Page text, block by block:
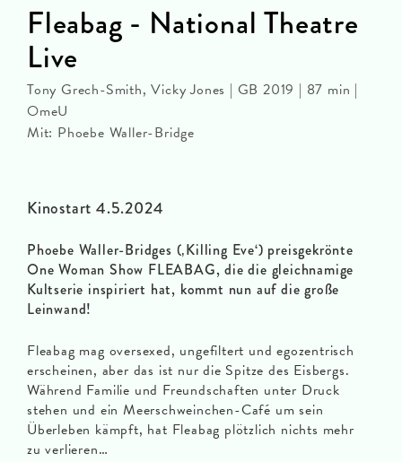
Kinostart 4.5.2024
Phoebe Waller-Bridges (‚Killing Eve‘) preisgekrönte
One Woman Show FLEABAG, die die gleichnamige
Kultserie inspiriert hat, kommt nun auf die große
Leinwand!
Fleabag mag oversexed, ungefiltert und egozentrisch
erscheinen, aber das ist nur die Spitze des Eisbergs.
Während Familie und Freundschaften unter Druck
stehen und ein Meerschweinchen-Café um sein
Überleben kämpft, hat Fleabag plötzlich nichts mehr
zu verlieren…
Fleabag - National Theatre
Live
Tony Grech-Smith, Vicky Jones | GB 2019 | 87 min |
OmeU
Mit: Phoebe Waller-Bridge